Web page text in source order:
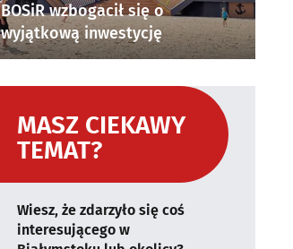
BOSiR wzbogacił się o
wyjątkową inwestycję
MASZ CIEKAWY
TEMAT?
Wiesz, że zdarzyło się coś
interesującego w